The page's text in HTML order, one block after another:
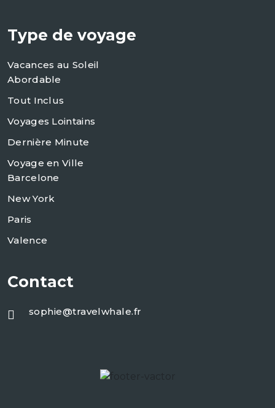
Type de voyage
Vacances au Soleil
Abordable
Tout Inclus
Voyages Lointains
Dernière Minute
Voyage en Ville
Barcelone
New York
Paris
Valence
Contact
sophie@travelwhale.fr